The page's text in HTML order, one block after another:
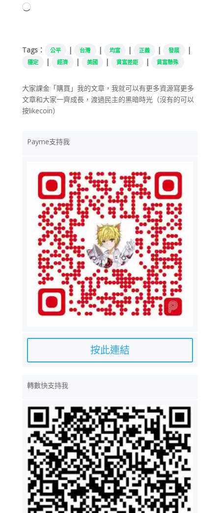
正
Tags：
公平 | 台灣 | 均富 | 正義 | 發展 |
穩定 | 經濟 | 美國 | 貧富差距 | 貧富懸殊
大家課金「購買」我的文章，我就可以有更多資源寫更多
文章和大家一齊成長，渡過民主的黑暗時光（沒有的可以
按likecoin）
Payme支持我
按此連結
轉數快支持我